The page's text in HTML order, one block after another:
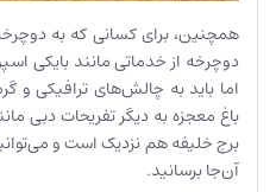
همچنین، برای کسانی که به
دوچرخه از خدماتی مانند بایکی
اما باید به چالش‌های ترافیکی و
باغ معجزه به دیگر تفریحات دبی
آن‌جا برسانید.